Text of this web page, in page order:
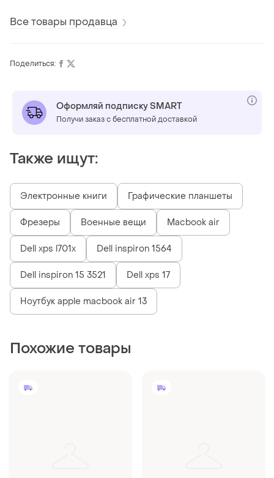
Все товары продавца
Поделиться:
Оформляй подписку SMART
Получи заказ с бесплатной доставкой
Также ищут:
Электронные книги Графические планшеты
Фрезеры Военные вещи Macbook air
Dell xps l701x Dell inspiron 1564
Dell inspiron 15 3521 Dell xps 17
Ноутбук apple macbook air 13
Похожие товары